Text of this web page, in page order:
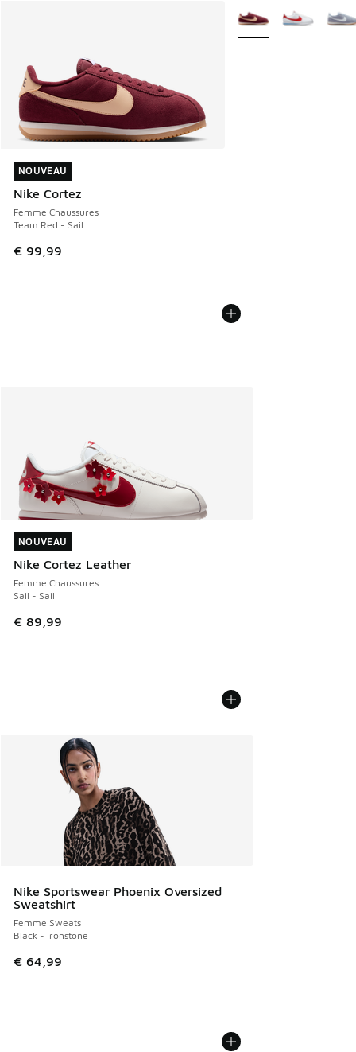
NOUVEAU
Nike Cortez
Femme Chaussures
Team Red - Sail
€ 99,99
NOUVEAU
Plus de couleurs
NOUVEAU
Nike Cortez Leather
Femme Chaussures
Sail - Sail
€ 89,99
NOUVEAU
Nike Sportswear Phoenix Oversized
Sweatshirt
Femme Sweats
Black - Ironstone
€ 64,99